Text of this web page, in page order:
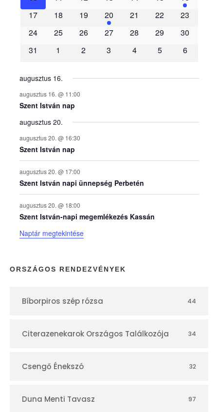
m
é
n
y
e
k
n
a
p
t
r
17
18 19 20 21 22
23
24
25 26 27 28 29
30
31
1 2 3 4 5 6
augusztus 16.
augusztus 16. @ 11:00
Szent István nap
augusztus 20.
augusztus 20. @ 16:30
Szent István nap
augusztus 20. @ 17:00
Szent István napi ünnepség Perbetén
augusztus 20. @ 18:00
Szent István-napi megemlékezés Kassán
Naptár megtekintése
ORSZÁGOS RENDEZVÉNYEK
Bíborpiros szép rózsa 44
Citerazenekarok Országos Találkozója 34
Csengő Énekszó 32
Duna Menti Tavasz 97